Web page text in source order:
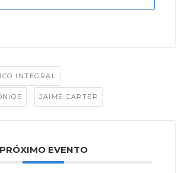
INTEGRAL
JAIME CARTER
PRÓXIMO EVENTO